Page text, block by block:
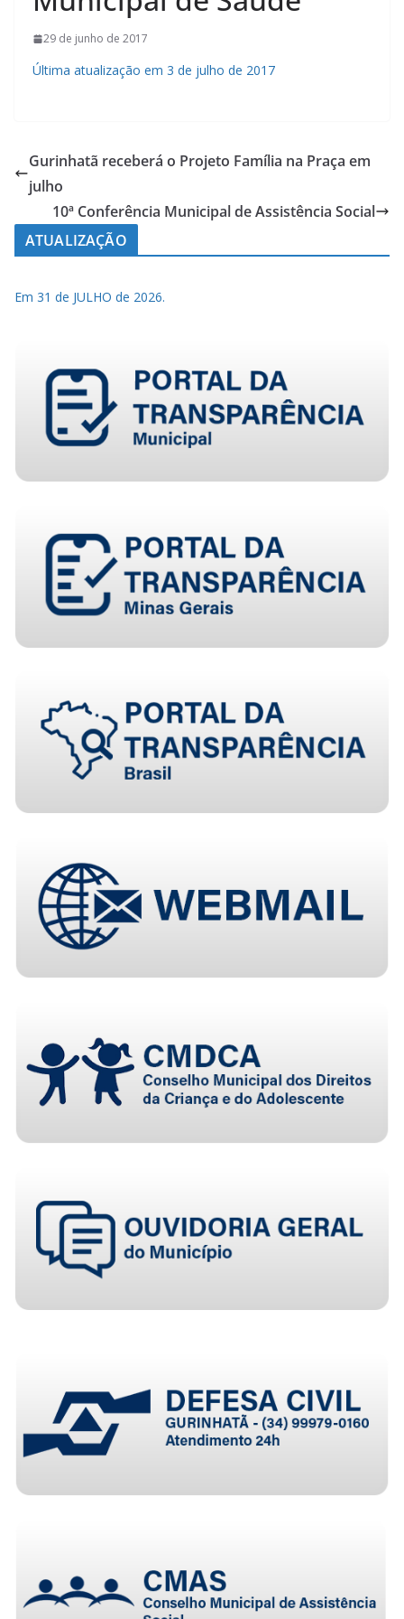
29 de junho de 2017
Última atualização em 3 de julho de 2017
Gurinhatã receberá o Projeto Família na Praça em
julho
10ª Conferência Municipal de Assistência Social
ATUALIZAÇÃO
Em 31 de JULHO de 2026.